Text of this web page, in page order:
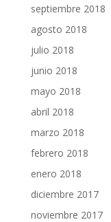
septiembre 2018
agosto 2018
julio 2018
junio 2018
mayo 2018
abril 2018
marzo 2018
febrero 2018
enero 2018
diciembre 2017
noviembre 2017